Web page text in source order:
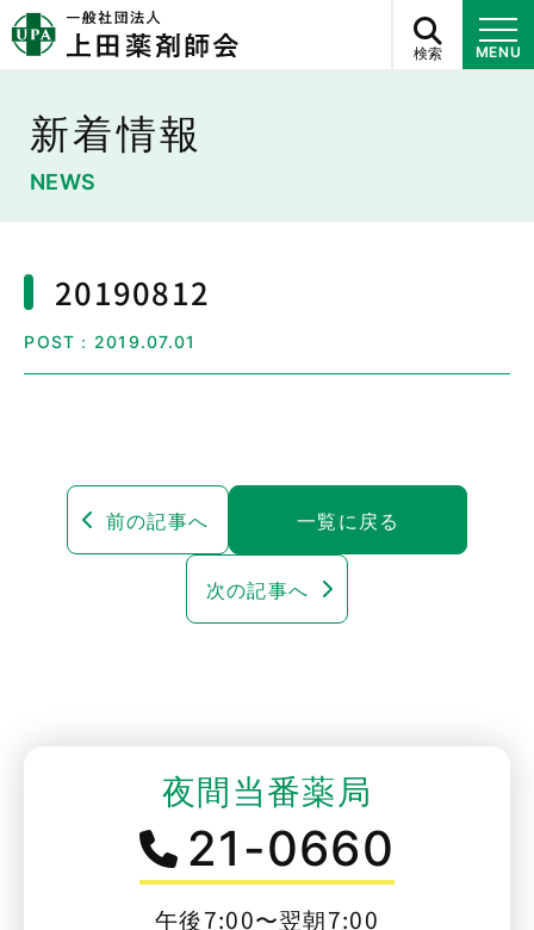
検索 MENU
新着情報
NEWS
20190812
POST：2019.07.01
前の記事へ 一覧に戻る
次の記事へ
夜間当番薬局
21-0660
午後7:00〜翌朝7:00